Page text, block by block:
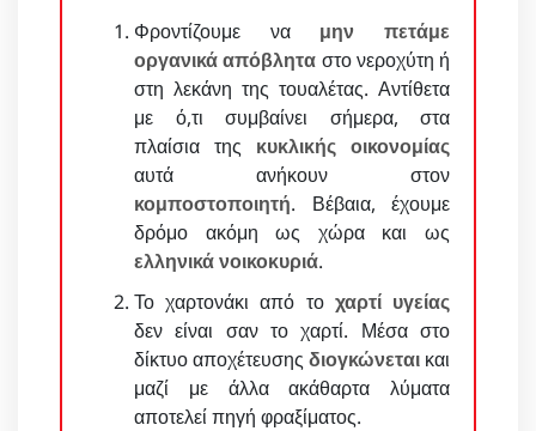
Φροντίζουμε να μην πετάμε
οργανικά απόβλητα στο νεροχύτη ή
στη λεκάνη της τουαλέτας. Αντίθετα
με ό,τι συμβαίνει σήμερα, στα
πλαίσια της κυκλικής οικονομίας
αυτά ανήκουν στον
κομποστοποιητή. Βέβαια, έχουμε
δρόμο ακόμη ως χώρα και ως
ελληνικά νοικοκυριά.
Το χαρτονάκι από το χαρτί υγείας
δεν είναι σαν το χαρτί. Μέσα στο
δίκτυο αποχέτευσης διογκώνεται και
μαζί με άλλα ακάθαρτα λύματα
αποτελεί πηγή φραξίματος.